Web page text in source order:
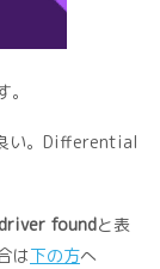
い。Differential
foundと表
は下の方へ